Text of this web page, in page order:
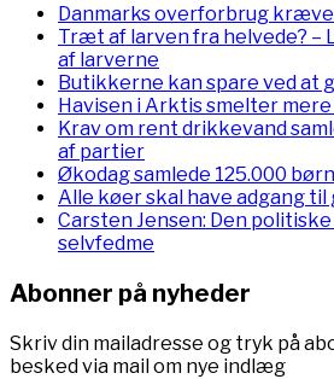
Danmarks overforbrug
Træt af larven fra helvede? –
af larverne
Butikkerne kan spare ved at
Havisen i Arktis smelter
Krav om rent drikkevand
af partier
Økodag samlede 125.000
Alle køer skal have adgang
Carsten Jensen: Den
selvfedme
Abonner på nyheder
Skriv din mailadresse og tryk på
besked via mail om nye indlæg